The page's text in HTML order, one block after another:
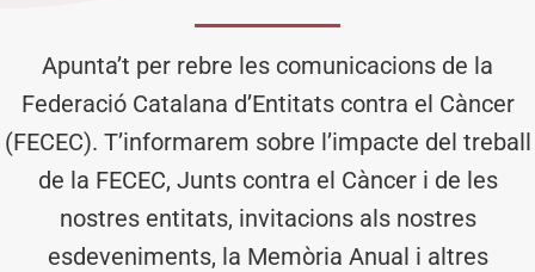
Apunta’t per rebre les comunicacions de la
Federació Catalana d’Entitats contra el Càncer
(FECEC). T’informarem sobre l’impacte del treball
de la FECEC, Junts contra el Càncer i de les
nostres entitats, invitacions als nostres
esdeveniments, la Memòria Anual i altres